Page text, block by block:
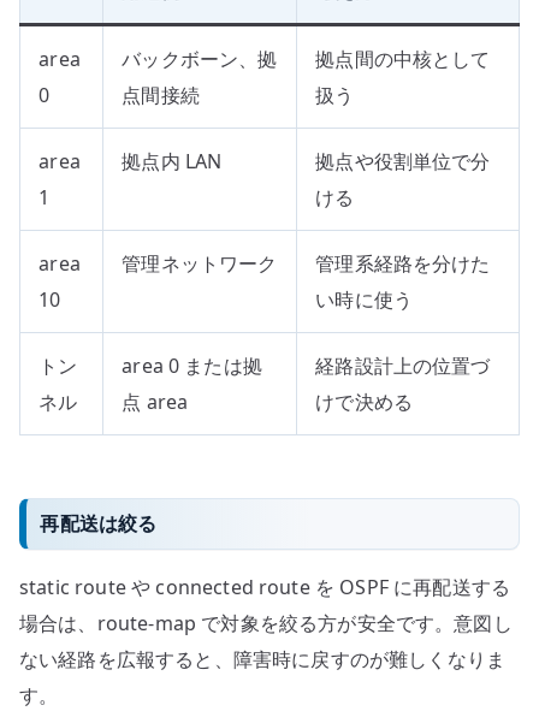
area
0
バックボーン、拠
点間接続
拠点間の中核として
扱う
area
1
拠点内 LAN
拠点や役割単位で分
ける
area
10
管理ネットワーク
管理系経路を分けた
い時に使う
トン
ネル
area 0 または拠
点 area
経路設計上の位置づ
けで決める
再配送は絞る
static route や connected route を OSPF に再配送する
場合は、route-map で対象を絞る方が安全です。意図し
ない経路を広報すると、障害時に戻すのが難しくなりま
す。